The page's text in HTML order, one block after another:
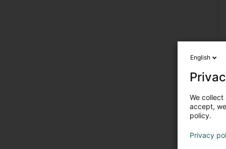
English
We
accept,
policy.
Privacy